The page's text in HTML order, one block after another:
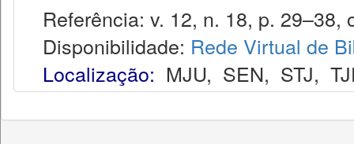
Referência: v. 12, n. 18, p. 29–38,
Disponibilidade: Rede Virtual de
Localização: MJU, SEN, STJ,